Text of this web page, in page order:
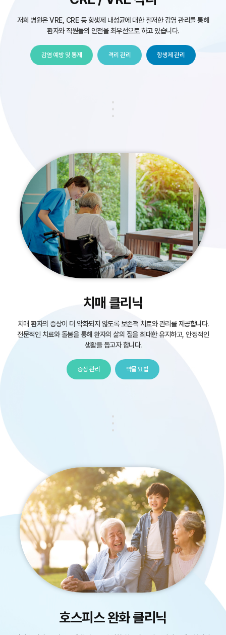
저희 병원은 VRE, CRE 등 항생제 내성균에 대한 철저한 감염 관리를 통해
환자와 직원들의 안전을 최우선으로 하고 있습니다.
감염 예방 및 통제 격리 관리 항생제 관리
치매 클리닉
치매 환자의 증상이 더 악화되지 않도록 보존적 치료와 관리를 제공합니다.
전문적인 치료와 돌봄을 통해 환자의 삶의 질을 최대한 유지하고, 안정적인
생활을 돕고자 합니다.
증상 관리 약물 요법
호스피스 완화 클리닉